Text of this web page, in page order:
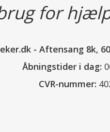
for
- Aftensang 8k,
Åbningstider i dag:
CVR-nummer: